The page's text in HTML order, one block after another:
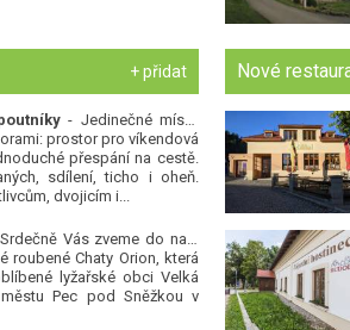
+ přidat
- Jedinečné místo
prostor pro víkendová
přespání na cestě.
sdílení, ticho i oheň.
dvojicím i...
Vás zveme do naší
roubené Chaty Orion, která
lyžařské obci Velká
Pec pod Sněžkou v
Nové